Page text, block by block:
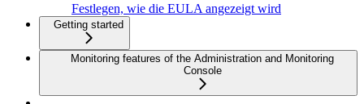
Festlegen, wie die EULA angezeigt wird
Getting started
Monitoring features of the Administration and Monitoring
Console